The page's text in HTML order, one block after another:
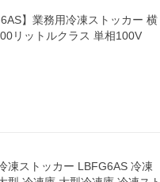
】業務用冷凍ストッカー 横
リットルクラス 単相100V
凍ストッカー LBFG6AS 冷凍